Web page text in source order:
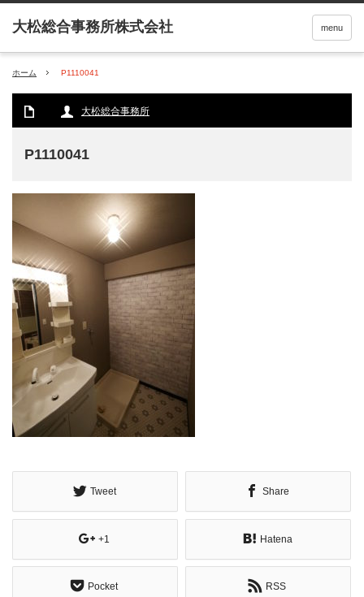
menu
ホーム P1110041
大松総合事務所
P1110041
Tweet Share
+1 Hatena
Pocket RSS